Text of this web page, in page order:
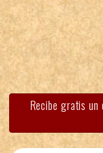
Recibe gratis un